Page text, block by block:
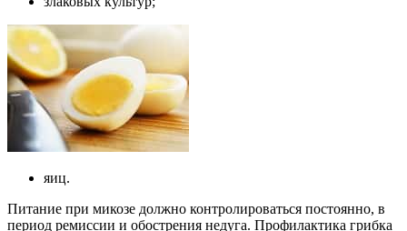
яиц.
Питание при микозе должно контролироваться постоянно, в
период ремиссии и обострения недуга. Профилактика грибка